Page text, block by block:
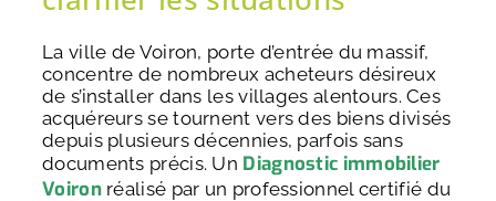
La ville de Voiron, porte d’entrée du massif,
concentre de nombreux acheteurs désireux
de s’installer dans les villages alentours. Ces
acquéreurs se tournent vers des biens divisés
depuis plusieurs décennies, parfois sans
documents précis. Un Diagnostic immobilier
Voironréalisé par un professionnel certifié du